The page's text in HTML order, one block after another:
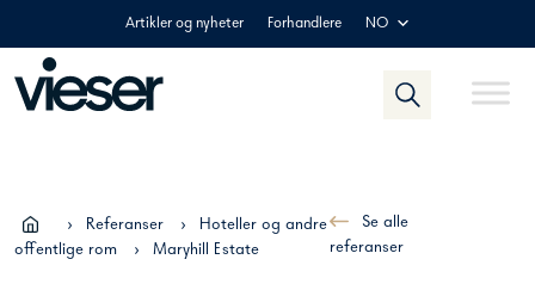
content
Artikler og nyheter Forhandlere NO
› Referanser ›
Hoteller og andre
offentlige rom
› Maryhill Estate
Se alle
referanser